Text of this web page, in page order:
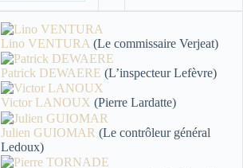
Lino VENTURA (Le commissaire Verjeat)
Patrick DEWAERE (L’inspecteur Lefèvre)
Victor LANOUX (Pierre Lardatte)
Julien GUIOMAR (Le contrôleur général
Ledoux)